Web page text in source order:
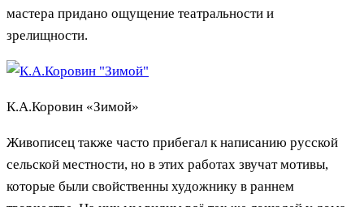
мастера придано ощущение театральности и
зрелищности.
К.А.Коровин «Зимой»
Живописец также часто прибегал к написанию русской
сельской местности, но в этих работах звучат мотивы,
которые были свойственны художнику в раннем